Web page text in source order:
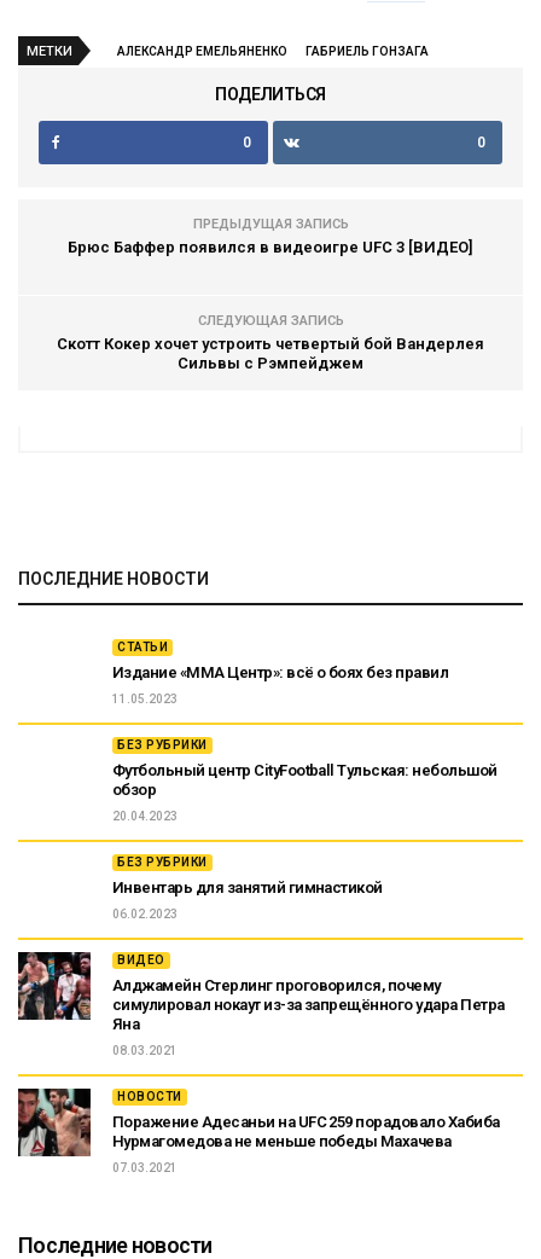
МЕТКИ АЛЕКСАНДР ЕМЕЛЬЯНЕНКО ГАБРИЕЛЬ ГОНЗАГА
ПОДЕЛИТЬСЯ
0 0
ПРЕДЫДУЩАЯ ЗАПИСЬ
Брюс Баффер появился в видеоигре UFC 3 [ВИДЕО]
СЛЕДУЮЩАЯ ЗАПИСЬ
Скотт Кокер хочет устроить четвертый бой Вандерлея
Сильвы с Рэмпейджем
ПОСЛЕДНИЕ НОВОСТИ
СТАТЬИ
Издание «ММА Центр»: всё о боях без правил
11.05.2023
БЕЗ РУБРИКИ
Футбольный центр CityFootball Тульская: небольшой
обзор
20.04.2023
БЕЗ РУБРИКИ
Инвентарь для занятий гимнастикой
06.02.2023
ВИДЕО
Алджамейн Стерлинг проговорился, почему
симулировал нокаут из-за запрещённого удара Петра
Яна
08.03.2021
НОВОСТИ
Поражение Адесаньи на UFC 259 порадовало Хабиба
Нурмагомедова не меньше победы Махачева
07.03.2021
Последние новости